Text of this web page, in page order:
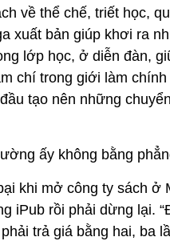
về thể chế, triết học,
xuất bản giúp khơi ra
lớp học, ở diễn đàn,
chí trong giới làm
tạo nên những
ấy không bằng
khi mở công ty sách ở
iPub rồi phải dừng lại.
trả giá bằng hai, ba